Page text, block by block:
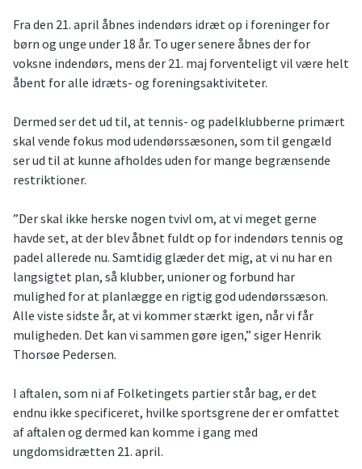
Fra den 21. april åbnes indendørs idræt op i foreninger for
børn og unge under 18 år. To uger senere åbnes der for
voksne indendørs, mens der 21. maj forventeligt vil være helt
åbent for alle idræts- og foreningsaktiviteter.
Dermed ser det ud til, at tennis- og padelklubberne primært
skal vende fokus mod udendørssæsonen, som til gengæld
ser ud til at kunne afholdes uden for mange begrænsende
restriktioner.
”Der skal ikke herske nogen tvivl om, at vi meget gerne
havde set, at der blev åbnet fuldt op for indendørs tennis og
padel allerede nu. Samtidig glæder det mig, at vi nu har en
langsigtet plan, så klubber, unioner og forbund har
mulighed for at planlægge en rigtig god udendørssæson.
Alle viste sidste år, at vi kommer stærkt igen, når vi får
muligheden. Det kan vi sammen gøre igen,” siger Henrik
Thorsøe Pedersen.
I aftalen, som ni af Folketingets partier står bag, er det
endnu ikke specificeret, hvilke sportsgrene der er omfattet
af aftalen og dermed kan komme i gang med
ungdomsidrætten 21. april.